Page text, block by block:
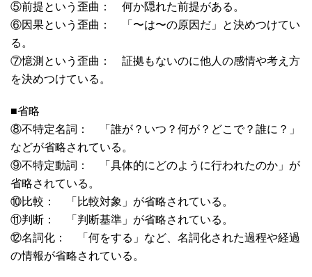
⑤前提という歪曲： 何か隠れた前提がある。
⑥因果という歪曲： 「〜は〜の原因だ」と決めつけてい
る。
⑦憶測という歪曲： 証拠もないのに他人の感情や考え方
を決めつけている。
■省略
⑧不特定名詞： 「誰が？いつ？何が？どこで？誰に？」
などが省略されている。
⑨不特定動詞： 「具体的にどのように行われたのか」が
省略されている。
⑩比較： 「比較対象」が省略されている。
⑪判断： 「判断基準」が省略されている。
⑫名詞化： 「何をする」など、名詞化された過程や経過
の情報が省略されている。